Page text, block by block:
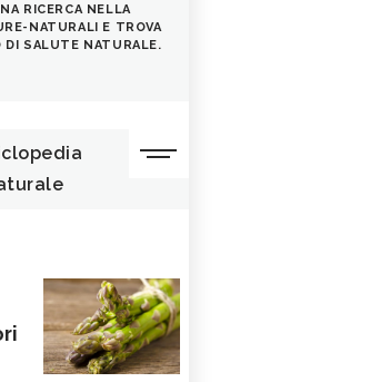
RICERCA NELLA
NATURALI E TROVA
SALUTE NATURALE.